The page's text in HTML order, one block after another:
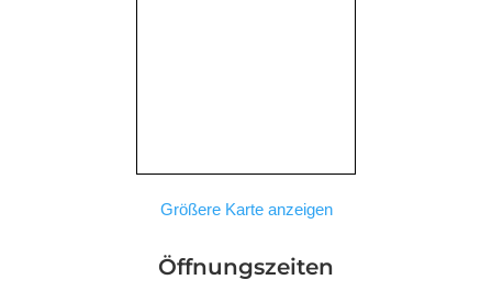
Größere Karte anzeigen
Öffnungszeiten